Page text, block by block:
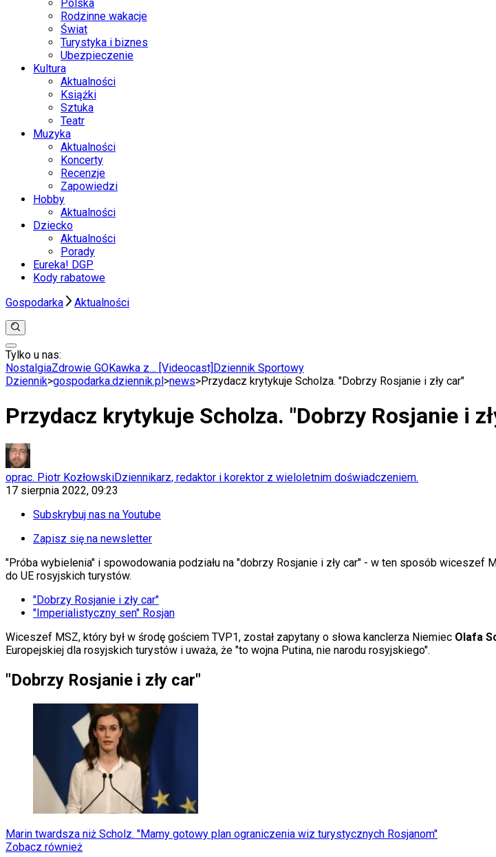
Polska
Rodzinne wakacje
Świat
Turystyka i biznes
Ubezpieczenie
Kultura
Aktualności
Książki
Sztuka
Teatr
Muzyka
Aktualności
Koncerty
Recenzje
Zapowiedzi
Hobby
Aktualności
Dziecko
Aktualności
Porady
Eureka! DGP
Kody rabatowe
Gospodarka
Aktualności
Anuluj
Wiadomości
Kraj
Polityka
Nauka
Emerytury
Finanse
Praca
Podatki
Twoje finanse
Finanse
Auto
Aktualności
Automotive
Jednoślady
Na wakacje
Paliwo
Premiery
Życie gwiazd
Aktualności
Plotki
Telewizja
Hity internetu
Edukacja
Aktualności
Matura
Kobieta
Moda
Uroda
Tylko u nas:
NostalgiaZdrowie GOKawka z… [Videocast] Dziennik Sportowy
Dziennik>gospodarka.dziennik.pl >news>Przydacz krytykuje Scholza. "Dobrzy Rosjanie i zły car"
Przydacz krytykuje Scholza. "Dobrzy Rosjanie i
oprac. Piotr KozłowskiDziennikarz, redaktor i korektor z wieloletnim doświadczeniem.
17 sierpnia 2022, 09:23
Subskrybuj nas na Youtube
Zapisz się na newsletter
"Próba wybielenia" i spowodowania podziału na "dobrzy Rosjanie i zły car" - w ten sposób
do UE rosyjskich turystów.
"Dobrzy Rosjanie i zły car"
"Imperialistyczny sen" Rosjan
Wiceszef MSZ, który był w środę gościem TVP1, został zapytany o słowa kanclerza Niemiec Olafa
Europejskiej dla rosyjskich turystów i uważa, że "to wojna Putina, nie narodu rosyjskiego".
"Dobrzy Rosjanie i zły car"
Marin twardsza niż Scholz. "Mamy gotowy plan ograniczenia wiz turystycznych Rosjanom"
Zobacz również